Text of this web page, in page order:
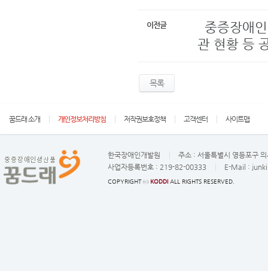
이전글
중증장애
관 현황 등
목록
꿈드래 소개 개인정보처리방침 저작권보호정책 고객센터 사이트맵
한국장애인개발원 주소 : 서울특별시 영등포구
사업자등록번호 : 219-82-00333 E-Mail :
COPYRIGHT ⓒ KODDI ALL RIGHTS RESERVED.